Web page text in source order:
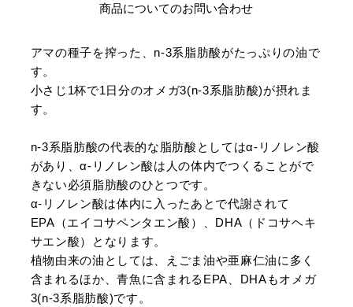
商品についてのお問い合わせ
アマの種子を搾った、n-3系脂肪酸がたっぷりの油で
す。
小さじ1杯で1日分のオメガ3(n-3系脂肪酸)が摂れま
す。
n-3系脂肪酸の代表的な脂肪酸としてはα-リノレン酸
があり、α-リノレン酸は人の体内でつくることがで
きない必須脂肪酸のひとつです。
α-リノレン酸は体内に入ったあとで代謝されて
EPA（エイコサペンタエン酸）、DHA（ドコサヘキ
サエン酸）となります。
植物由来の油としては、えごま油や亜麻仁油に多く
含まれるほか、青魚に含まれるEPA、DHAもオメガ
3(n-3系脂肪酸)です。